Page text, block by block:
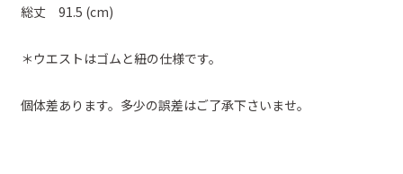
総丈 91.5 (cm)
＊ウエストはゴムと紐の仕様です。
個体差あります。多少の誤差はご了承下さいませ。